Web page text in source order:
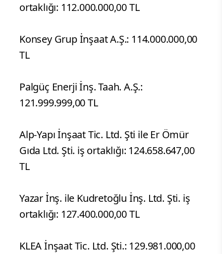
ortaklığı: 112.000.000,00 TL
Konsey Grup İnşaat A.Ş.: 114.000.000,00
TL
Palgüç Enerji İnş. Taah. A.Ş.:
121.999.999,00 TL
Alp-Yapı İnşaat Tic. Ltd. Şti ile Er Ömür
Gıda Ltd. Şti. iş ortaklığı: 124.658.647,00
TL
Yazar İnş. ile Kudretoğlu İnş. Ltd. Şti. iş
ortaklığı: 127.400.000,00 TL
KLEA İnşaat Tic. Ltd. Şti.: 129.981.000,00